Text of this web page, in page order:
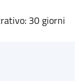
30 giorni